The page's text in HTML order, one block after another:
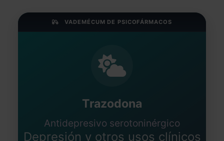
VADEMÉCUM DE PSICOFÁRMACOS
Trazodona
Antidepresivo serotoninérgico
Depresión y otros usos clínicos